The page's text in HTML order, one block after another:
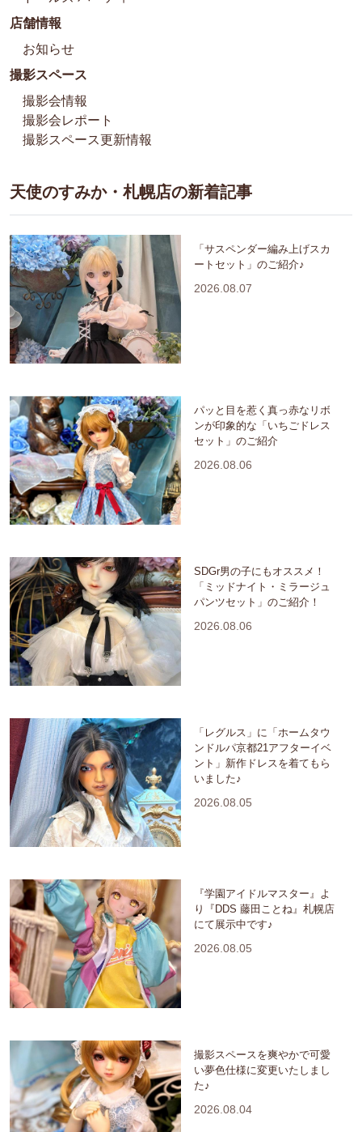
店舗情報
お知らせ
撮影スペース
撮影会情報
撮影会レポート
撮影スペース更新情報
天使のすみか・札幌店の新着記事
「サスペンダー編み上げスカ
ートセット」のご紹介♪
2026.08.07
パッと目を惹く真っ赤なリボ
ンが印象的な「いちごドレス
セット」のご紹介
2026.08.06
SDGr男の子にもオススメ！
「ミッドナイト・ミラージュ
パンツセット」のご紹介！
2026.08.06
「レグルス」に「ホームタウ
ンドルパ京都21アフターイベ
ント」新作ドレスを着てもら
いました♪
2026.08.05
『学園アイドルマスター』よ
り『DDS 藤田ことね』札幌店
にて展示中です♪
2026.08.05
撮影スペースを爽やかで可愛
い夢色仕様に変更いたしまし
た♪
2026.08.04